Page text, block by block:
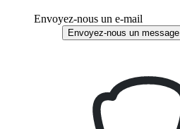
Envoyez-nous un e-mail
Envoyez-nous un message